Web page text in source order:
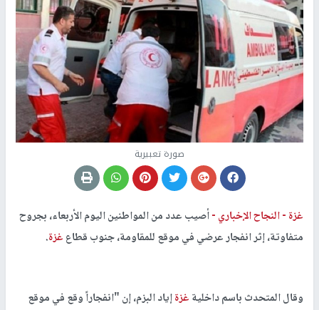
صورة تعبيرية
غزة -النجاح الإخباري -أصيب عدد من المواطنين اليوم الأربعاء، بجروح
متفاوتة، إثر انفجار عرضي في موقع للمقاومة، جنوب قطاعغزة.
وقال المتحدث باسم داخليةغزةإياد البزم، إن "انفجاراً وقع في موقع